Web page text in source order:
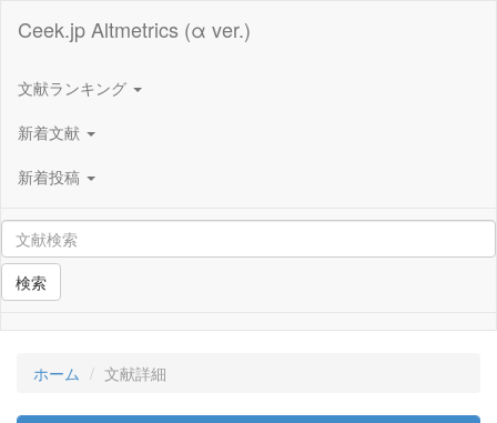
Ceek.jp Altmetrics (α ver.)
文献ランキング
新着文献
新着投稿
検索
ホーム 文献詳細